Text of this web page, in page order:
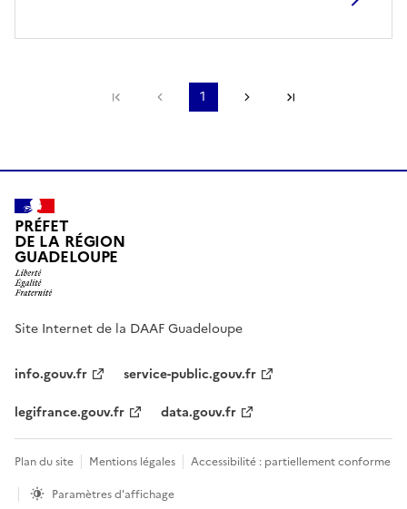
Première pagePage précédente
1 Page suivante
PRÉFET
DE LA RÉGION
GUADELOUPE
Site Internet de la DAAF Guadeloupe
info.gouv.fr
service-public.gouv.fr
legifrance.gouv.fr
data.gouv.fr
Plan du site Mentions légales
Accessibilité : partiellement conforme
Paramètres d'affichage